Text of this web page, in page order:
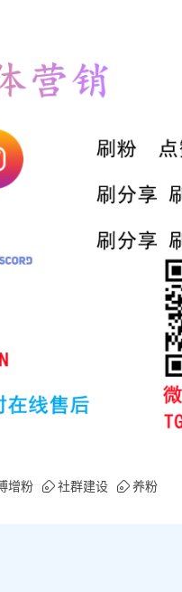
增粉 社群建设 养粉